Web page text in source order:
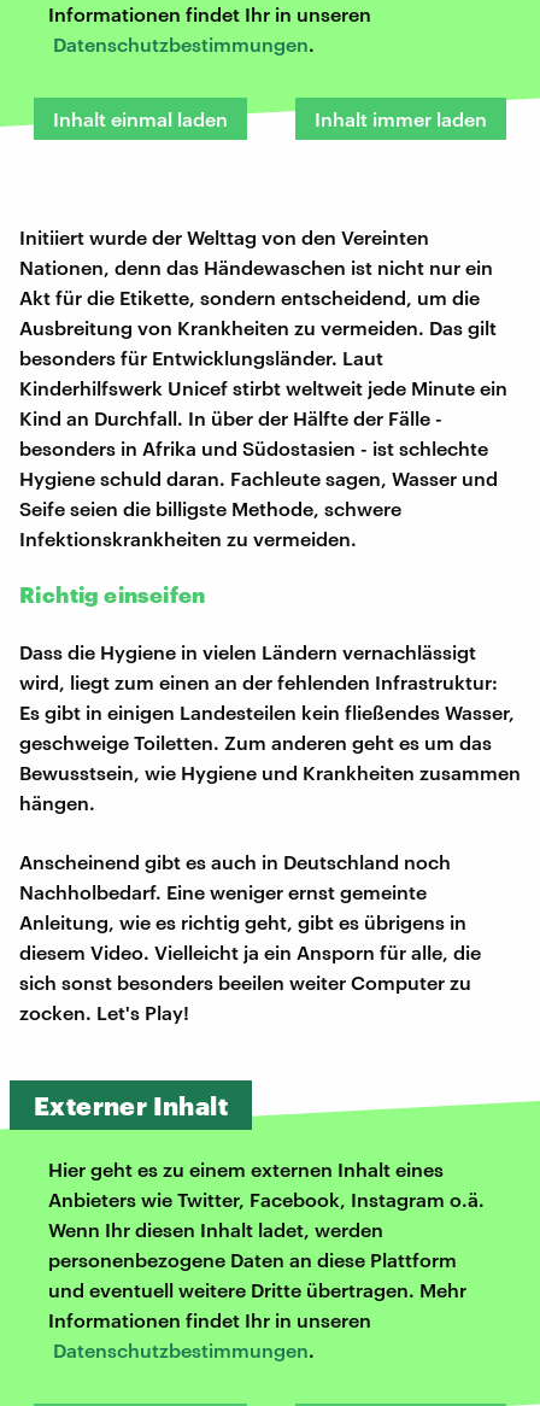
Informationen findet Ihr in unseren
Datenschutzbestimmungen.
Inhalt einmal laden Inhalt immer laden
Initiiert wurde der Welttag von den Vereinten
Nationen, denn das Händewaschen ist nicht nur ein
Akt für die Etikette, sondern entscheidend, um die
Ausbreitung von Krankheiten zu vermeiden. Das gilt
besonders für Entwicklungsländer. Laut
Kinderhilfswerk Unicef stirbt weltweit jede Minute ein
Kind an Durchfall. In über der Hälfte der Fälle -
besonders in Afrika und Südostasien - ist schlechte
Hygiene schuld daran. Fachleute sagen, Wasser und
Seife seien die billigste Methode, schwere
Infektionskrankheiten zu vermeiden.
Richtig einseifen
Dass die Hygiene in vielen Ländern vernachlässigt
wird, liegt zum einen an der fehlenden Infrastruktur:
Es gibt in einigen Landesteilen kein fließendes Wasser,
geschweige Toiletten. Zum anderen geht es um das
Bewusstsein, wie Hygiene und Krankheiten zusammen
hängen.
Anscheinend gibt es auch in Deutschland noch
Nachholbedarf. Eine weniger ernst gemeinte
Anleitung, wie es richtig geht, gibt es übrigens in
diesem Video. Vielleicht ja ein Ansporn für alle, die
sich sonst besonders beeilen weiter Computer zu
zocken. Let's Play!
Externer Inhalt
Hier geht es zu einem externen Inhalt eines
Anbieters wie Twitter, Facebook, Instagram o.ä.
Wenn Ihr diesen Inhalt ladet, werden
personenbezogene Daten an diese Plattform
und eventuell weitere Dritte übertragen. Mehr
Informationen findet Ihr in unseren
Datenschutzbestimmungen.